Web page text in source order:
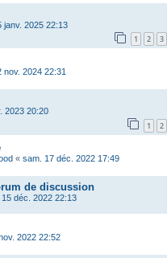
janv. 2025 22:13
1 2 3
nov. 2024 22:31
2023 20:20
1 2
« sam. 17 déc. 2022 17:49
de discussion
15 déc. 2022 22:13
2022 22:52